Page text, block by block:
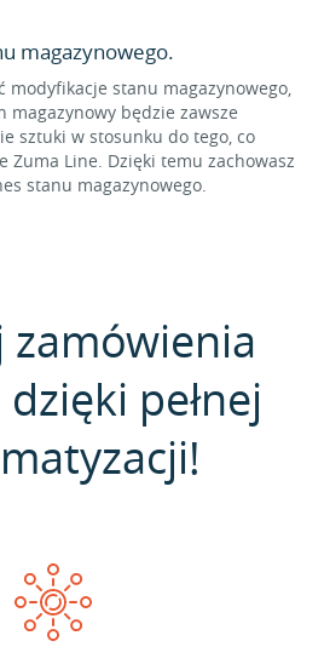
magazynowego.
modyfikacje stanu magazynowego,
magazynowy będzie zawsze
sztuki w stosunku do tego, co
Zuma Line. Dzięki temu zachowasz
stanu magazynowego.
zamówienia
pełnej